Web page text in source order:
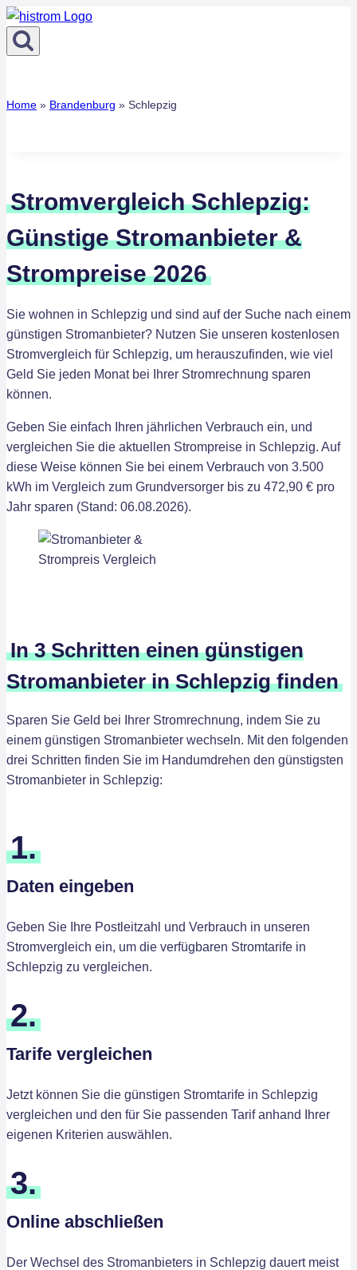
Zum
Inhalt
springen
Home » Brandenburg » Schlepzig
Stromvergleich Schlepzig:
Günstige Stromanbieter &
Strompreise 2026
Sie wohnen in Schlepzig und sind auf der Suche nach einem
günstigen Stromanbieter? Nutzen Sie unseren kostenlosen
Stromvergleich für Schlepzig, um herauszufinden, wie viel
Geld Sie jeden Monat bei Ihrer Stromrechnung sparen
können.
Geben Sie einfach Ihren jährlichen Verbrauch ein, und
vergleichen Sie die aktuellen Strompreise in Schlepzig. Auf
diese Weise können Sie bei einem Verbrauch von 3.500
kWh im Vergleich zum Grundversorger bis zu 472,90 € pro
Jahr sparen (Stand: 06.08.2026).
In 3 Schritten einen günstigen
Stromanbieter in Schlepzig finden
Sparen Sie Geld bei Ihrer Stromrechnung, indem Sie zu
einem günstigen Stromanbieter wechseln. Mit den folgenden
drei Schritten finden Sie im Handumdrehen den günstigsten
Stromanbieter in Schlepzig:
1.
Daten eingeben
Geben Sie Ihre Postleitzahl und Verbrauch in unseren
Stromvergleich ein, um die verfügbaren Stromtarife in
Schlepzig zu vergleichen.
2.
Tarife vergleichen
Jetzt können Sie die günstigen Stromtarife in Schlepzig
vergleichen und den für Sie passenden Tarif anhand Ihrer
eigenen Kriterien auswählen.
3.
Online abschließen
Der Wechsel des Stromanbieters in Schlepzig dauert meist